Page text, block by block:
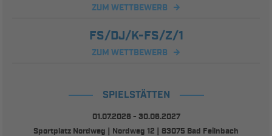
ZUM WETTBEWERB
FS/DJ/K-FS/Z/1
ZUM WETTBEWERB
SPIELSTÄTTEN
01.07.2026 - 30.06.2027
Sportplatz Nordweg | Nordweg 12 | 83075 Bad Feilnbach